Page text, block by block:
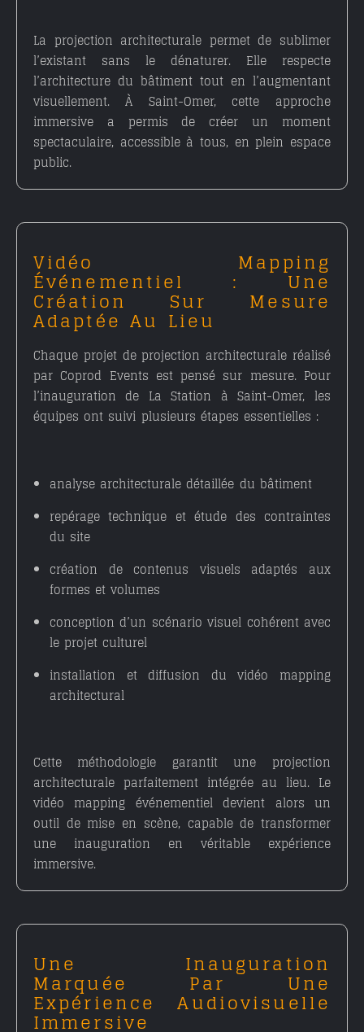
La projection architecturale permet de sublimer
l’existant sans le dénaturer. Elle respecte
l’architecture du bâtiment tout en l’augmentant
visuellement. À Saint-Omer, cette approche
immersive a permis de créer un moment
spectaculaire, accessible à tous, en plein espace
public.
Vidéo Mapping
Événementiel : Une
Création Sur Mesure
Adaptée Au Lieu
Chaque projet de projection architecturale réalisé
par Coprod Events est pensé sur mesure. Pour
l’inauguration de La Station à Saint-Omer, les
équipes ont suivi plusieurs étapes essentielles :
analyse architecturale détaillée du bâtiment
repérage technique et étude des contraintes
du site
création de contenus visuels adaptés aux
formes et volumes
conception d’un scénario visuel cohérent avec
le projet culturel
installation et diffusion duvidéo mapping
architectural
Cette méthodologie garantit une projection
architecturale parfaitement intégrée au lieu. Le
vidéo mapping événementieldevient alors un
outil de mise en scène, capable de transformer
une inauguration en véritable expérience
immersive.
Une Inauguration
Marquée Par Une
Expérience Audiovisuelle
Immersive